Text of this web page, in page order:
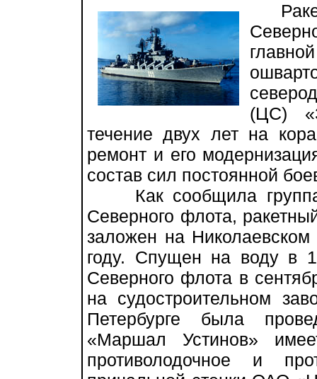
(ЦС)
течение двух лет на
ремонт и его
состав сил постоянной
Как сообщила группа
Северного флота,
заложен на Николаевском
году. Спущен на воду в
Северного флота в
на судостроительном
Петербурге была
«Маршал Устинов»
противолодочное и